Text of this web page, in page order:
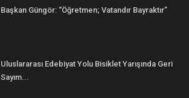
Başkan Güngör: “Öğretmen; Vatandır Bayraktır”
Uluslararası Edebiyat Yolu Bisiklet Yarışında Geri
Sayım...